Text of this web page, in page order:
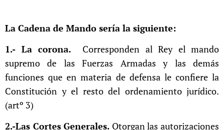
La Cadena de Mando sería la siguiente:
1.- La corona.
Corresponden al Rey el mando
supremo de las Fuerzas Armadas y las demás
funciones que en materia de defensa le confiere la
Constitución y el resto del ordenamiento jurídico.
(artº 3)
2.-Las Cortes Generales. Otorgan las autorizaciones